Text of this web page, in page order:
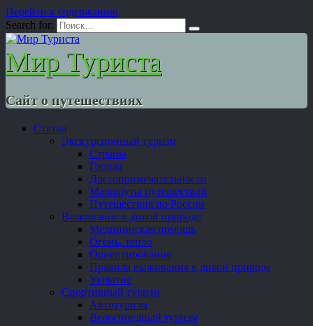
Перейти к содержанию
Search for:
Мир Туриста
Сайт о путешествиях
Статьи
Экскурсионный туризм
Страны
Города
Достопримечательности
Маршруты путешествий
Путешествия по России
Выживание в дикой природе
Медицинская помощь
Огонь, тепло
Ориентирование
Правила выживания в дикой природе
Укрытие
Спортивный туризм
Автотуризм
Велосипедный туризм